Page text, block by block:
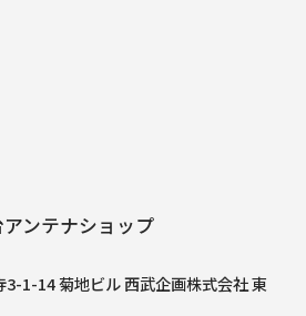
ンテナショップ
1-14 菊地ビル 西武企画株式会社 東